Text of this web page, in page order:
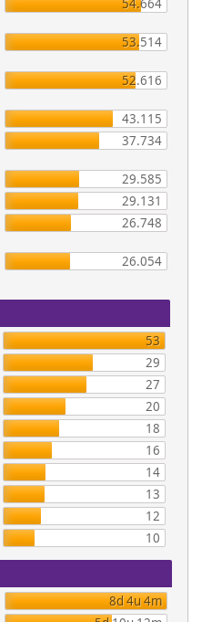
54.664
53.514
52.616
43.115
37.734
29.585
29.131
26.748
26.054
53
29
27
20
18
16
14
13
12
10
8d 4u 4m